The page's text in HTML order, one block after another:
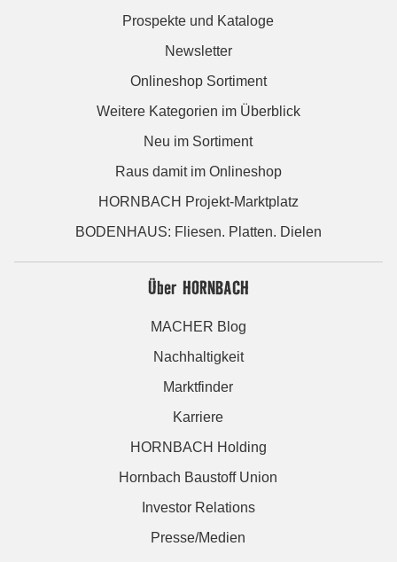
Prospekte und Kataloge
Newsletter
Onlineshop Sortiment
Weitere Kategorien im Überblick
Neu im Sortiment
Raus damit im Onlineshop
HORNBACH Projekt-Marktplatz
BODENHAUS: Fliesen. Platten. Dielen
Über HORNBACH
MACHER Blog
Nachhaltigkeit
Marktfinder
Karriere
HORNBACH Holding
Hornbach Baustoff Union
Investor Relations
Presse/Medien